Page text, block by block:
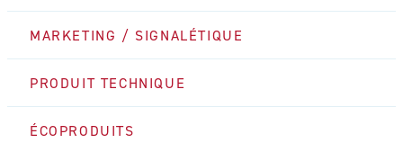
MARKETING / SIGNALÉTIQUE
PRODUIT TECHNIQUE
ÉCOPRODUITS